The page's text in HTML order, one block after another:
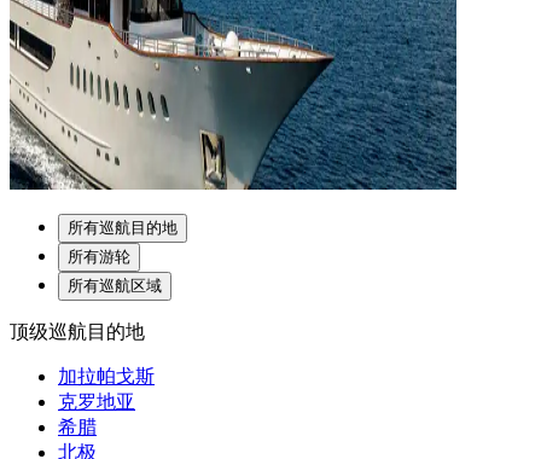
所有巡航目的地
所有游轮
所有巡航区域
顶级巡航目的地
加拉帕戈斯
克罗地亚
希腊
北极